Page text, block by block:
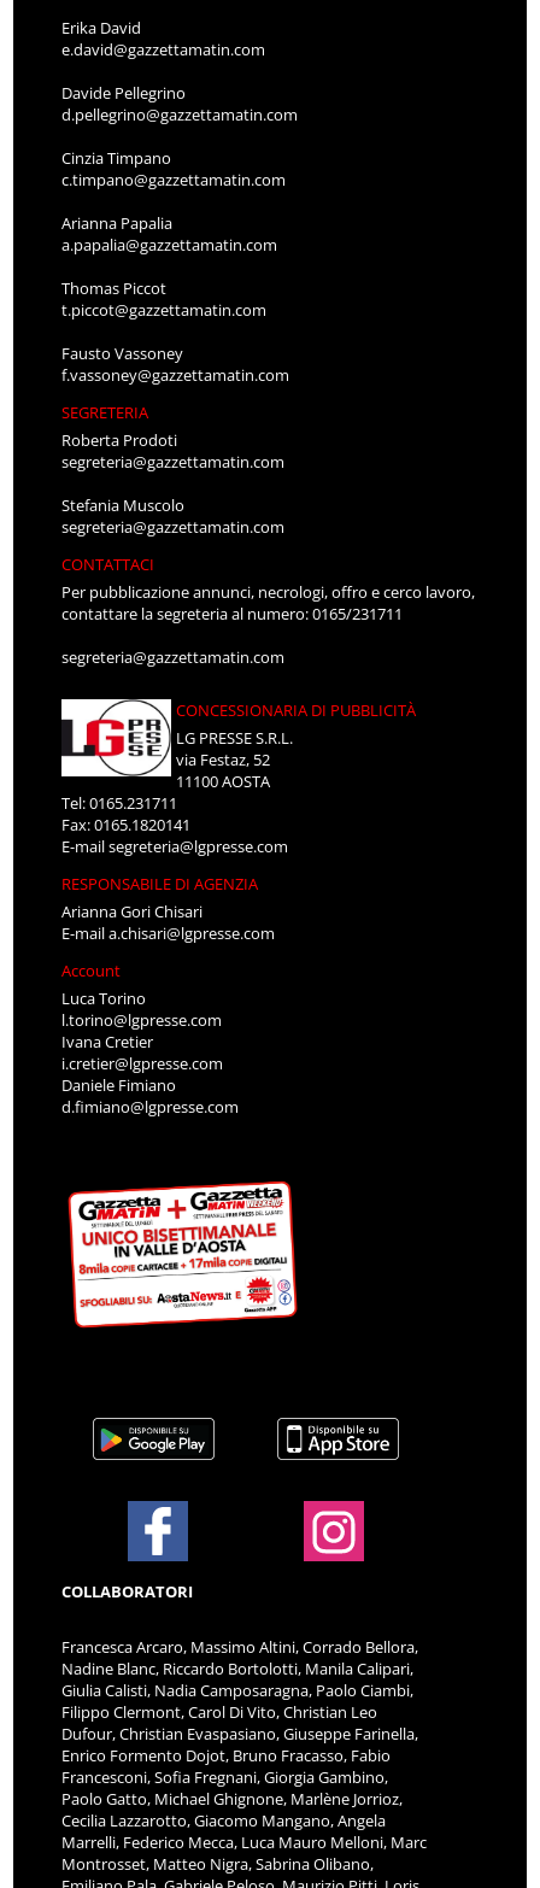
Erika David
e.david@gazzettamatin.com
Davide Pellegrino
d.pellegrino@gazzettamatin.com
Cinzia Timpano
c.timpano@gazzettamatin.com
Arianna Papalia
a.papalia@gazzettamatin.com
Thomas Piccot
t.piccot@gazzettamatin.com
Fausto Vassoney
f.vassoney@gazzettamatin.com
SEGRETERIA
Roberta Prodoti
segreteria@gazzettamatin.com
Stefania Muscolo
segreteria@gazzettamatin.com
CONTATTACI
Per pubblicazione annunci, necrologi, offro e cerco lavoro,
contattare la segreteria al numero: 0165/231711
segreteria@gazzettamatin.com
CONCESSIONARIA DI PUBBLICITÀ
LG PRESSE S.R.L.
via Festaz, 52
11100 AOSTA
Tel: 0165.231711
Fax: 0165.1820141
E-mailsegreteria@lgpresse.com
RESPONSABILE DI AGENZIA
Arianna Gori Chisari
E-maila.chisari@lgpresse.com
Account
Luca Torino
l.torino@lgpresse.com
Ivana Cretier
i.cretier@lgpresse.com
Daniele Fimiano
d.fimiano@lgpresse.com
COLLABORATORI
Francesca Arcaro, Massimo Altini, Corrado Bellora,
Nadine Blanc, Riccardo Bortolotti, Manila Calipari,
Giulia Calisti, Nadia Camposaragna, Paolo Ciambi,
Filippo Clermont, Carol Di Vito, Christian Leo
Dufour, Christian Evaspasiano, Giuseppe Farinella,
Enrico Formento Dojot, Bruno Fracasso, Fabio
Francesconi, Sofia Fregnani, Giorgia Gambino,
Paolo Gatto, Michael Ghignone, Marlène Jorrioz,
Cecilia Lazzarotto, Giacomo Mangano, Angela
Marrelli, Federico Mecca, Luca Mauro Melloni, Marc
Montrosset, Matteo Nigra, Sabrina Olibano,